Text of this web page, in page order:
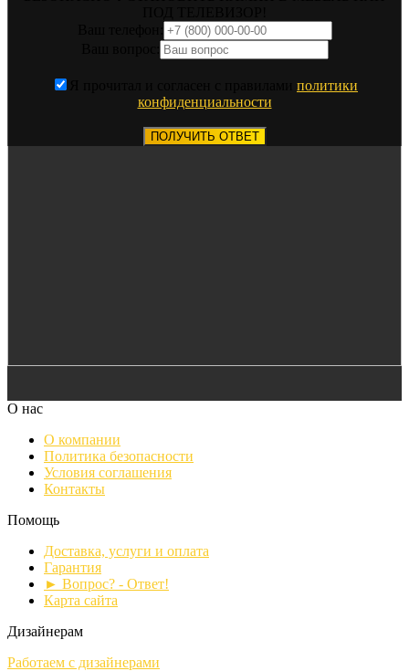
политики
конфиденциальности
ПОЛУЧИТЬ ОТВЕТ
О нас
О компании
Политика безопасности
Условия соглашения
Контакты
Помощь
Доставка, услуги и оплата
Гарантия
► Вопрос? - Ответ!
Карта сайта
Дизайнерам
Работаем с дизайнерами